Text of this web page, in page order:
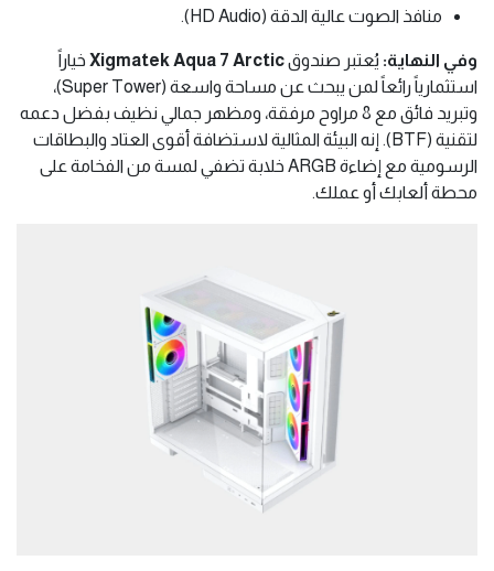
منافذ الصوت عالية الدقة (HD Audio).
وفي النهاية: يُعتبر صندوقXigmatek Aqua 7 Arctic خياراً
استثمارياً رائعاً لمن يبحث عن مساحة واسعة (Super Tower)،
وتبريد فائق مع 8 مراوح مرفقة، ومظهر جمالي نظيف بفضل دعمه
لتقنية (BTF). إنه البيئة المثالية لاستضافة أقوى العتاد والبطاقات
الرسومية مع إضاءة ARGB خلابة تضفي لمسة من الفخامة على
محطة ألعابك أو عملك.